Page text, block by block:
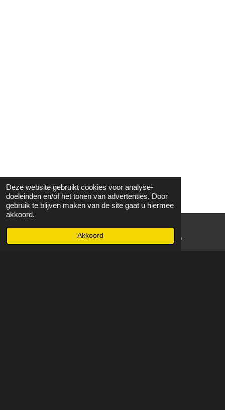
Deze website gebruikt cookies voor analyse-
doeleinden en/of het tonen van advertenties. Door
gebruik te blijven maken van de site gaat u hiermee
akkoord.
Akkoord WhatsApp